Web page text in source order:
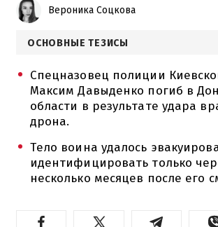
Вероника Соцкова
ОСНОВНЫЕ ТЕЗИСЫ
Спецназовец полиции
Максим Давыденко погиб в
области в результате удара
дрона.
Тело воина удалось
идентифицировать только
несколько месяцев после его